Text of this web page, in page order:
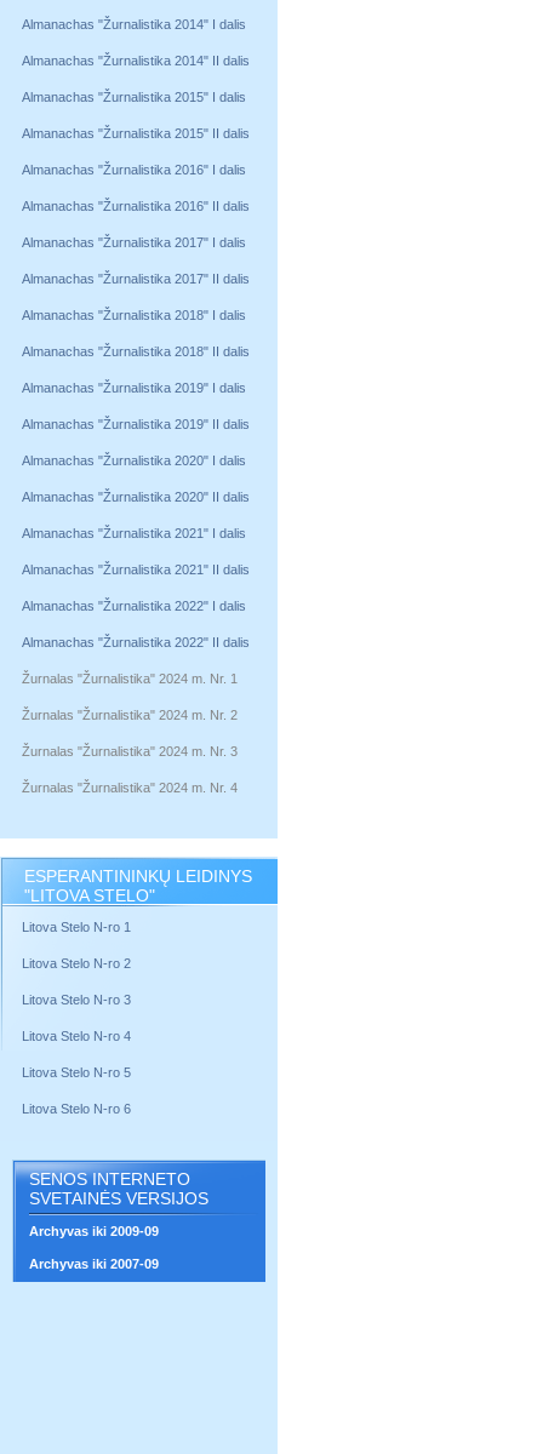
Almanachas "Žurnalistika 2014" I dalis
Almanachas "Žurnalistika 2014" II dalis
Almanachas "Žurnalistika 2015" I dalis
Almanachas "Žurnalistika 2015" II dalis
Almanachas "Žurnalistika 2016" I dalis
Almanachas "Žurnalistika 2016" II dalis
Almanachas "Žurnalistika 2017" I dalis
Almanachas "Žurnalistika 2017" II dalis
Almanachas "Žurnalistika 2018" I dalis
Almanachas "Žurnalistika 2018" II dalis
Almanachas "Žurnalistika 2019" I dalis
Almanachas "Žurnalistika 2019" II dalis
Almanachas "Žurnalistika 2020" I dalis
Almanachas "Žurnalistika 2020" II dalis
Almanachas "Žurnalistika 2021" I dalis
Almanachas "Žurnalistika 2021" II dalis
Almanachas "Žurnalistika 2022" I dalis
Almanachas "Žurnalistika 2022" II dalis
Žurnalas "Žurnalistika" 2024 m. Nr. 1
Žurnalas "Žurnalistika" 2024 m. Nr. 2
Žurnalas "Žurnalistika" 2024 m. Nr. 3
Žurnalas "Žurnalistika" 2024 m. Nr. 4
ESPERANTININKŲ LEIDINYS
"LITOVA STELO"
Litova Stelo N-ro 1
Litova Stelo N-ro 2
Litova Stelo N-ro 3
Litova Stelo N-ro 4
Litova Stelo N-ro 5
Litova Stelo N-ro 6
SENOS INTERNETO
SVETAINĖS VERSIJOS
Archyvas iki 2009-09
Archyvas iki 2007-09